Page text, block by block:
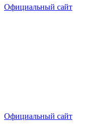
Официальный сайт
Официальный сайт